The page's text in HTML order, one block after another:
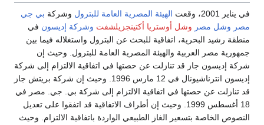
في يناير 2001، وقعت الهيئة المصرية العامة للبترول وشركة بي جي
مصر وشل مصر وشل أوستريا أكتينجزيلشفت وشركة إديسون في
منطقة رشيد البحرية، اتفاقية للبحث عن البترول واستغلاله فيما بين
جمهورية مصر العربية والهيئة المصرية العامة للبترول. وحيث إن
شركة إديسون جاز قد تنازلت عن حصتها في اتفاقية الالتزام إلى شركة
إديسون انترناشيونال في 12 مارس 1996. وحيث إن شركة بريتش جاز
قد تنازلت عن حصتها في اتفاقية الالتزام إلى شركة بي. جي. مصر في
18 أغسطس 1999. وحيث إن أطراف الاتفاقية قد اتفقوا على تعديل
النصوص الخاصة بتسعير الغاز الطبيعي الواردة باتفاقية الالتزام. وحيث